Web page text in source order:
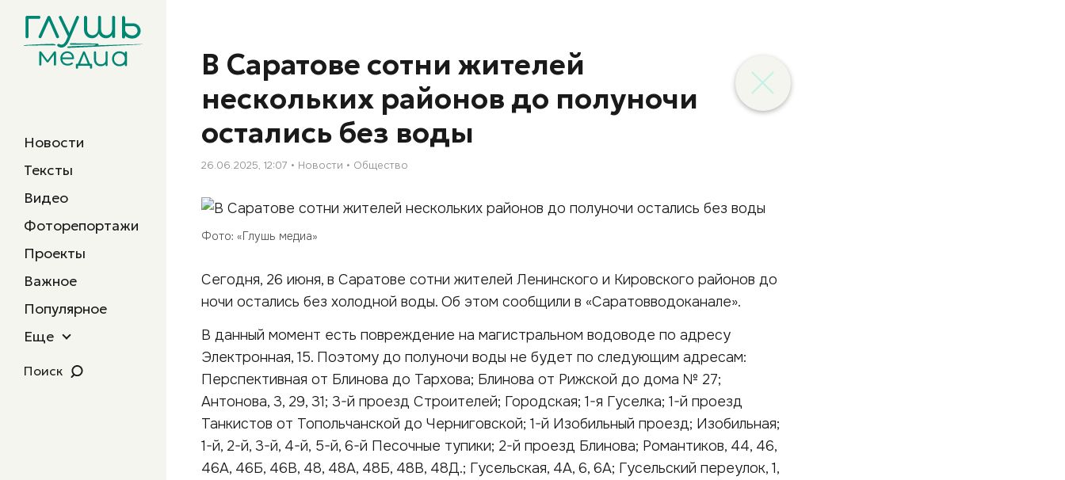
Новости
Тексты
Видео
Фоторепортажи
Проекты
Важное
Популярное
Еще
Поиск
В Саратове сотни жителей
нескольких районов до полуночи
остались без воды
26.06.2025, 12:07 Новости Общество
Фото: «Глушь медиа»
Сегодня, 26 июня, в Саратове сотни жителей Ленинского и Кировского районов до
ночи остались без холодной воды. Об этом сообщили в «Саратовводоканале».
В данный момент есть повреждение на магистральном водоводе по адресу
Электронная, 15. Поэтому до полуночи воды не будет по следующим адресам:
Перспективная от Блинова до Тархова; Блинова от Рижской до дома № 27;
Антонова, 3, 29, 31; 3-й проезд Строителей; Городская; 1-я Гуселка; 1-й проезд
Танкистов от Топольчанской до Черниговской; 1-й Изобильный проезд; Изобильная;
1-й, 2-й, 3-й, 4-й, 5-й, 6-й Песочные тупики; 2-й проезд Блинова; Романтиков, 44, 46,
46А, 46Б, 46В, 48, 48А, 48Б, 48В, 48Д.; Гусельская, 4А, 6, 6А; Гусельский переулок, 1,